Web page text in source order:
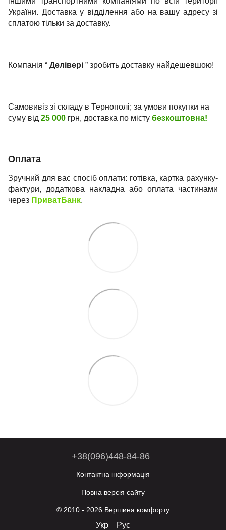
України. Доставка у відділення або на вашу адресу зі
сплатою тільки за доставку.
Компанія “ Делівері ” зробить доставку найдешевшою!
Самовивіз зі складу в Тернополі; за умови покупки на
суму від 25 000 грн, доставка по місту безкоштовна!
Оплата
Зручний для вас спосіб оплати: готівка, картка рахунку-
фактури, додаткова накладна або оплата частинами
через ПриватБанк.
+38(096)448-84-86
Контактна інформація
Повна версія сайту
© 2010 - 2026 Вершина комфорту
Укр Рус